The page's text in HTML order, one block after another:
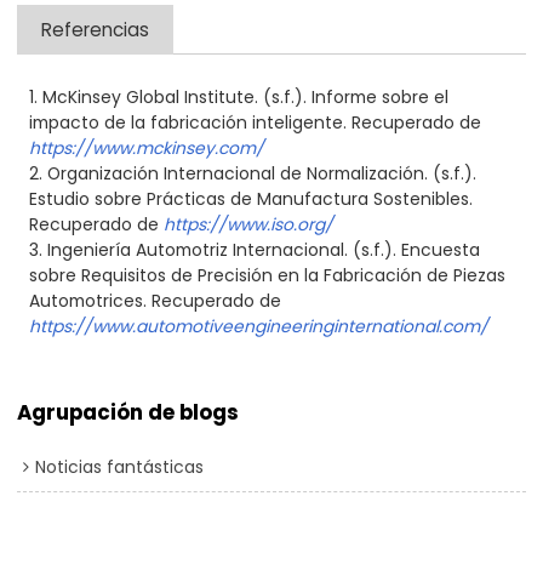
Referencias
1.McKinsey Global Institute. (s.f.). Informe sobre el
impacto de la fabricación inteligente. Recuperado de
https://www.mckinsey.com/​
2. Organización Internacional de Normalización. (s.f.).
Estudio sobre Prácticas de Manufactura Sostenibles.
Recuperado de https://www.iso.org/
3. Ingeniería Automotriz Internacional. (s.f.). Encuesta
sobre Requisitos de Precisión en la Fabricación de Piezas
Automotrices. Recuperado de
https://www.automotiveengineeringinternational.com/
Agrupación de blogs
Noticias fantásticas